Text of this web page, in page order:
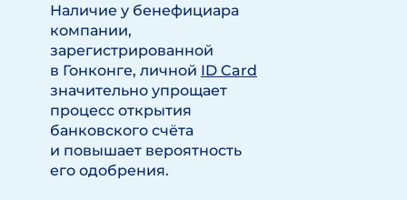
Наличие у бенефициара
компании,
зарегистрированной
в Гонконге, личной ID Card
значительно упрощает
процесс открытия
банковского счёта
и повышает вероятность
его одобрения.